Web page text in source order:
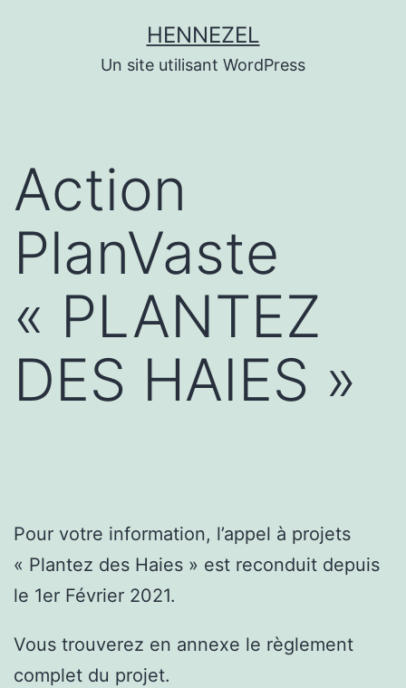
HENNEZEL
Un site utilisant WordPress
Action
PlanVaste
« PLANTEZ
DES HAIES »
Pour votre information, l’appel à projets
« Plantez des Haies » est reconduit depuis
le 1er Février 2021.
Vous trouverez en annexe le règlement
complet du projet.